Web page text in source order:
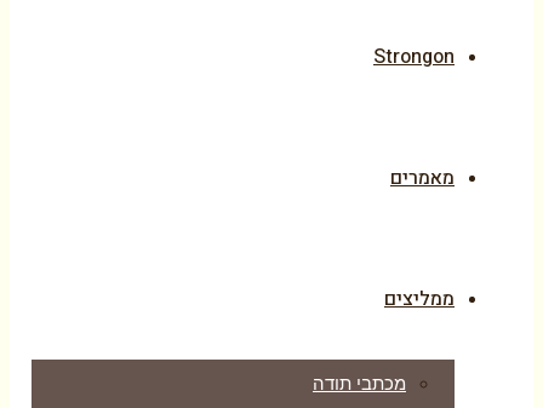
Strongon
מאמרים
ממליצים
מכתבי תודה